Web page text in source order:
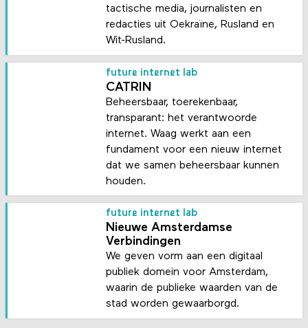
tactische media, journalisten en
redacties uit Oekraïne, Rusland en
Wit-Rusland.
future internet lab
CATRIN
Beheersbaar, toerekenbaar,
transparant: het verantwoorde
internet. Waag werkt aan een
fundament voor een nieuw internet
dat we samen beheersbaar kunnen
houden.
future internet lab
Nieuwe Amsterdamse
Verbindingen
We geven vorm aan een digitaal
publiek domein voor Amsterdam,
waarin de publieke waarden van de
stad worden gewaarborgd.